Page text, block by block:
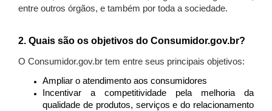
entre outros órgãos, e também por toda a sociedade.
2. Quais são os objetivos do Consumidor.gov.br?
O Consumidor.gov.br tem entre seus principais objetivos:
Ampliar o atendimento aos consumidores
Incentivar a competitividade pela melhoria da
qualidade de produtos, serviços e do relacionamento